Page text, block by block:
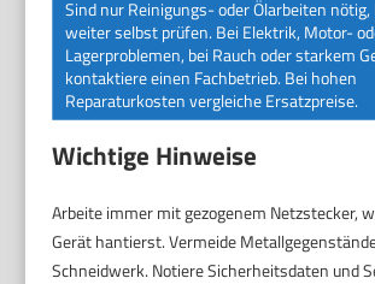
Sind nur Reinigungs- oder Ölarbeiten
weiter selbst prüfen. Bei Elektrik, Motor-
Lagerproblemen, bei Rauch oder starkem
kontaktiere einen Fachbetrieb. Bei hohen
Reparaturkosten vergleiche Ersatzpreise.
Wichtige Hinweise
Arbeite immer mit gezogenem Netzstecker,
Gerät hantierst. Vermeide
Schneidwerk. Notiere Sicherheitsdaten und